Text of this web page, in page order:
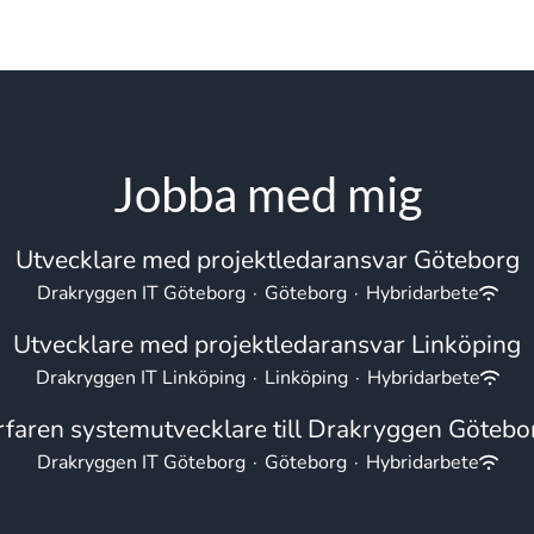
Jobba med mig
Utvecklare med projektledaransvar Göteborg
Drakryggen IT Göteborg · Göteborg · Hybridarbete
Utvecklare med projektledaransvar Linköping
Drakryggen IT Linköping · Linköping · Hybridarbete
systemutvecklare till Drakryggen
Drakryggen IT Göteborg · Göteborg · Hybridarbete